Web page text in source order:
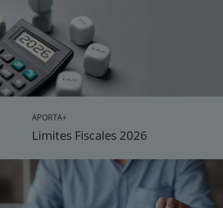
APORTA+
Limites Fiscales 2026